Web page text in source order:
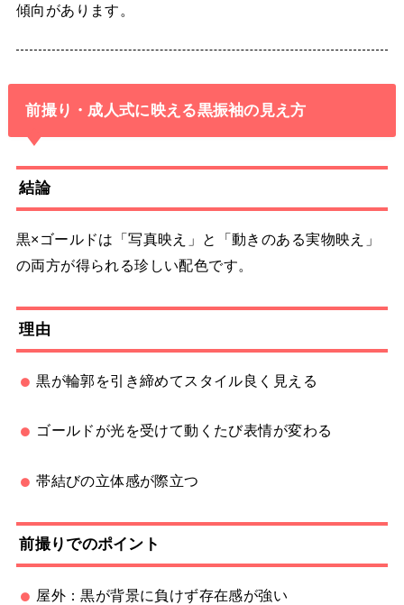
傾向があります。
前撮り・成人式に映える黒振袖の見え方
結論
黒×ゴールドは「写真映え」と「動きのある実物映え」
の両方が得られる珍しい配色です。
理由
黒が輪郭を引き締めてスタイル良く見える
ゴールドが光を受けて動くたび表情が変わる
帯結びの立体感が際立つ
前撮りでのポイント
屋外：黒が背景に負けず存在感が強い